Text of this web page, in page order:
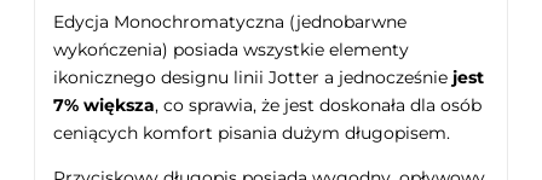
Edycja Monochromatyczna (jednobarwne
wykończenia) posiada wszystkie elementy
ikonicznego designu linii Jotter a jednocześnie jest
7% większa, co sprawia, że jest doskonała dla osób
ceniących komfort pisania dużym długopisem.